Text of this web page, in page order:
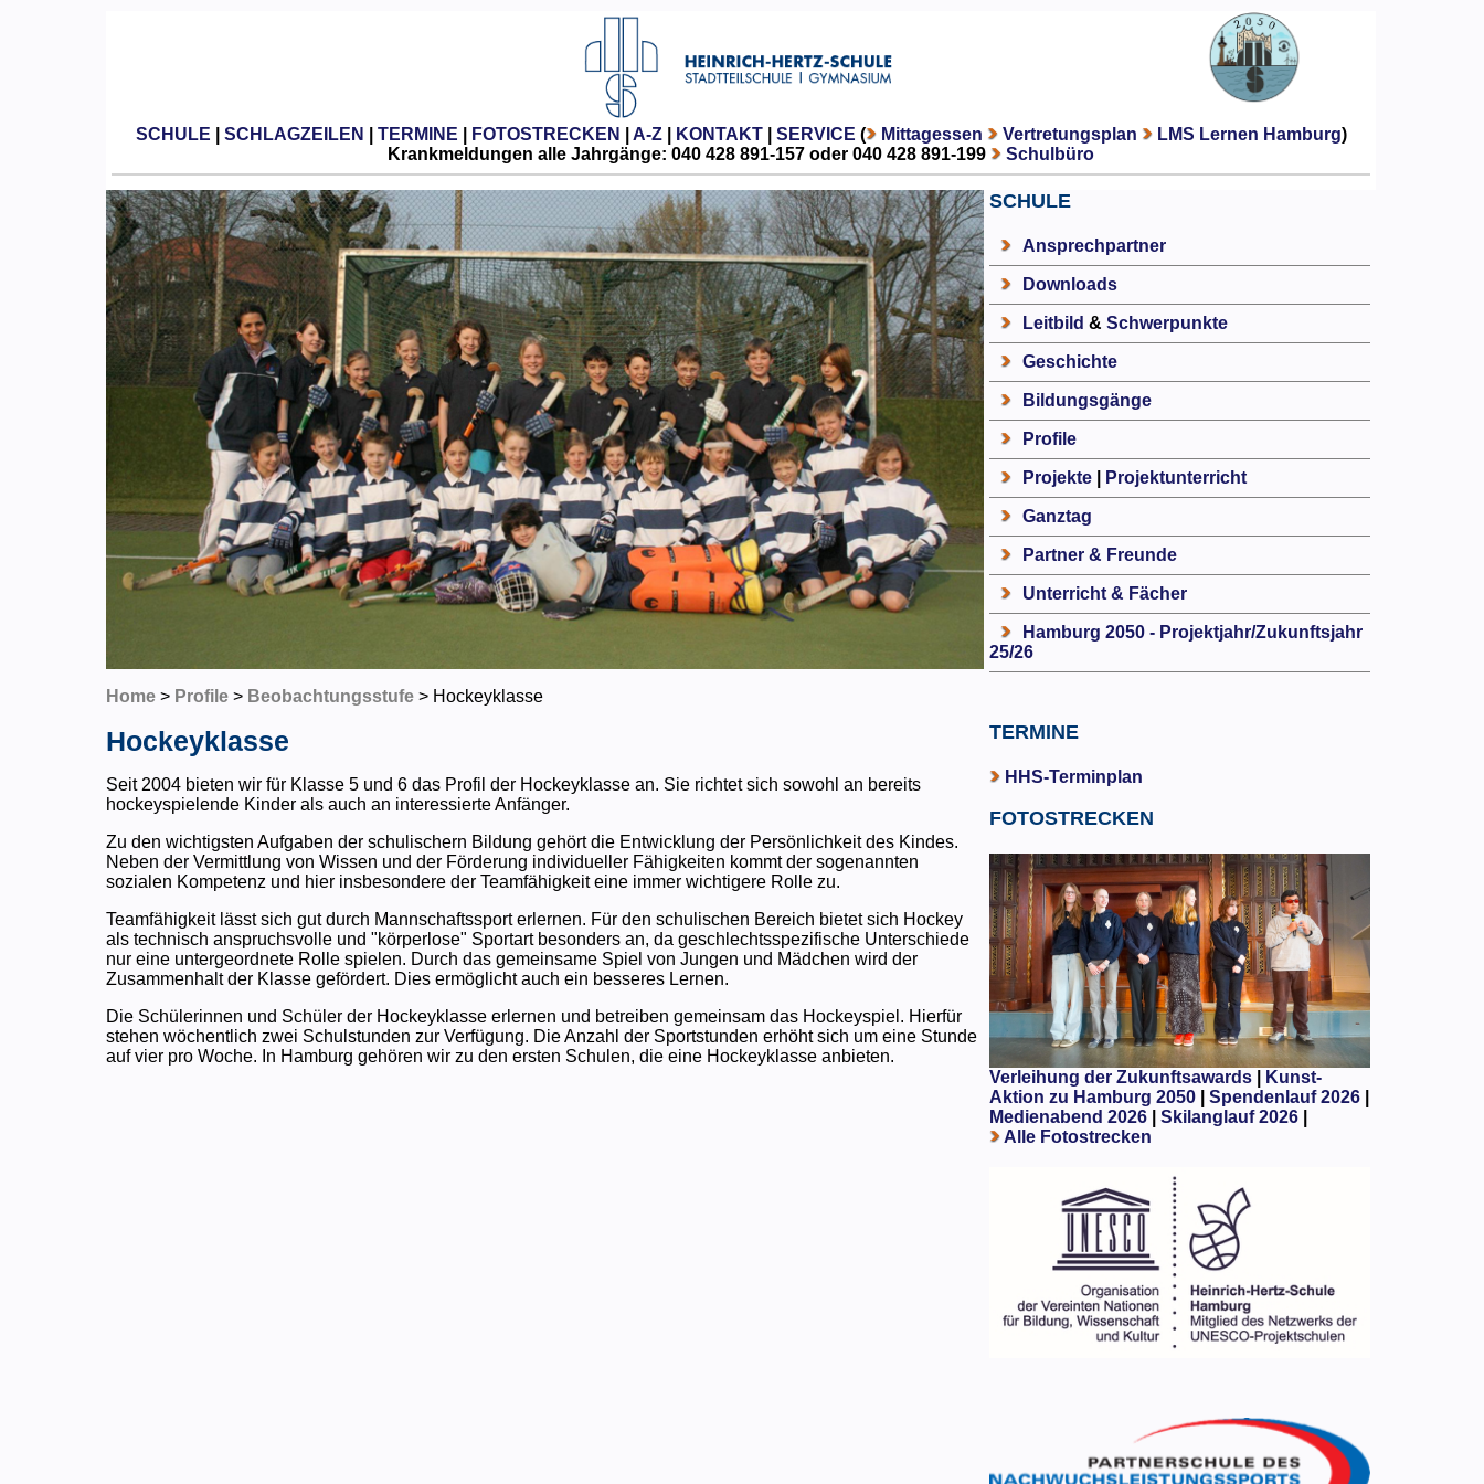
SCHULE SCHLAGZEILEN TERMINE FOTOSTRECKEN A-Z| KONTAKT| SERVICE ( Mittagessen Vertretungsplan LMS Lernen Hamburg)
Krankmeldungen alle Jahrgänge: 040 428 891-157 oder 040 428 891-199
Schulbüro
Home > Profile > Beobachtungsstufe > Hockeyklasse
Hockeyklasse
Seit 2004 bieten wir für Klasse 5 und 6 das Profil der Hockeyklasse an. Sie richtet sich sowohl an bereits
hockeyspielende Kinder als auch an interessierte Anfänger.
Zu den wichtigsten Aufgaben der schulischern Bildung gehört die Entwicklung der Persönlichkeit des Kindes.
Neben der Vermittlung von Wissen und der Förderung individueller Fähigkeiten kommt der sogenannten
sozialen Kompetenz und hier insbesondere der Teamfähigkeit eine immer wichtigere Rolle zu.
Teamfähigkeit lässt sich gut durch Mannschaftssport erlernen. Für den schulischen Bereich bietet sich Hockey
als technisch anspruchsvolle und "körperlose" Sportart besonders an, da geschlechtsspezifische Unterschiede
nur eine untergeordnete Rolle spielen. Durch das gemeinsame Spiel von Jungen und Mädchen wird der
Zusammenhalt der Klasse gefördert. Dies ermöglicht auch ein besseres Lernen.
Die Schülerinnen und Schüler der Hockeyklasse erlernen und betreiben gemeinsam das Hockeyspiel. Hierfür
stehen wöchentlich zwei Schulstunden zur Verfügung. Die Anzahl der Sportstunden erhöht sich um eine Stunde
auf vier pro Woche. In Hamburg gehören wir zu den ersten Schulen, die eine Hockeyklasse anbieten.
SCHULE
Ansprechpartner
Downloads
Leitbild & Schwerpunkte
Geschichte
Bildungsgänge
Profile
Projekte| Projektunterricht
Ganztag
Partner & Freunde
Unterricht & Fächer
Hamburg 2050 - Projektjahr/Zukunftsjahr
25/26
TERMINE
HHS-Terminplan
FOTOSTRECKEN
Verleihung der Zukunftsawards|
Kunst-
Aktion zu Hamburg 2050
Spendenlauf 2026|
Medienabend 2026| Skilanglauf 2026|
Alle Fotostrecken